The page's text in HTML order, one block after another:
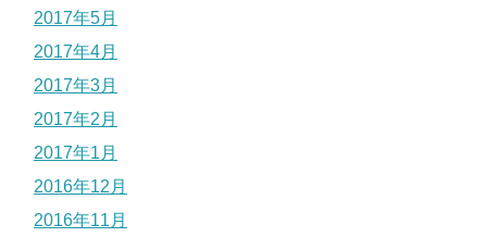
2017年5月
2017年4月
2017年3月
2017年2月
2017年1月
2016年12月
2016年11月